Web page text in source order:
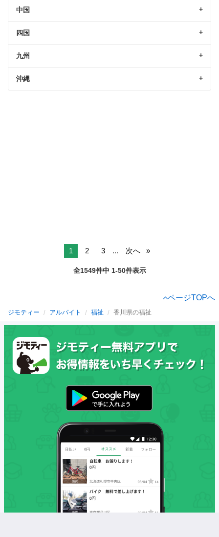
中国
四国
九州
沖縄
1 2 3 ... 次へ
全1549件中 1-50件表示
ページTOPへ
ジモティー アルバイト 福祉 香川県の福祉